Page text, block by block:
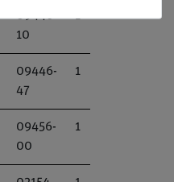
09446-
10
1
09446-
47
1
09456-
00
1